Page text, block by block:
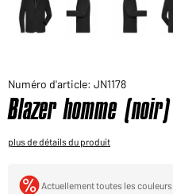
Numéro d'article: JN1178
Blazer homme (noir)
plus de détails du produit
Actuellement toutes les